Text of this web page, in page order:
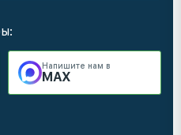
Напишите нам в
MAX